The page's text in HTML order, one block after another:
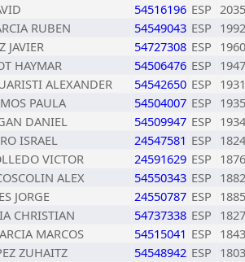
54516196 ESP 2035
RUBEN 54549043 ESP 1992
JAVIER 54727308 ESP 1960
HAYMAR 54506476 ESP 1947
ALEXANDER 54542650 ESP 1931
PAULA 54504007 ESP 1935
DANIEL 54509947 ESP 1934
ISRAEL 24547581 ESP 1824
VICTOR 24591629 ESP 1876
ALEX 54550343 ESP 1882
JORGE 24550787 ESP 1885
CHRISTIAN 54737338 ESP 1827
MARCOS 54515041 ESP 1843
ZUHAITZ 54548942 ESP 1803